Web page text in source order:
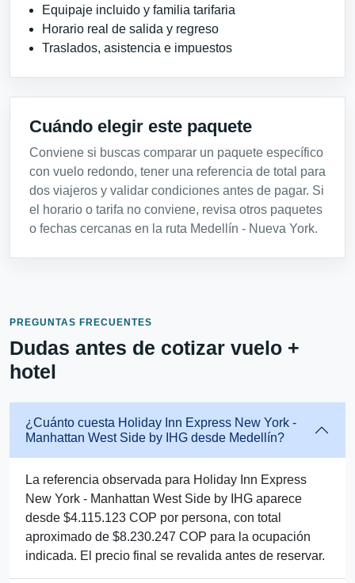
Equipaje incluido y familia tarifaria
Horario real de salida y regreso
Traslados, asistencia e impuestos
Cuándo elegir este paquete
Conviene si buscas comparar un paquete específico
con vuelo redondo, tener una referencia de total para
dos viajeros y validar condiciones antes de pagar. Si
el horario o tarifa no conviene, revisa otros paquetes
o fechas cercanas en la ruta Medellín - Nueva York.
PREGUNTAS FRECUENTES
Dudas antes de cotizar vuelo +
hotel
¿Cuánto cuesta Holiday Inn Express New York -
Manhattan West Side by IHG desde Medellín?
La referencia observada para Holiday Inn Express
New York - Manhattan West Side by IHG aparece
desde $4.115.123 COP por persona, con total
aproximado de $8.230.247 COP para la ocupación
indicada. El precio final se revalida antes de reservar.